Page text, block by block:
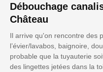
Débouchage
Château
Il arrive qu'on rencontre des
l’évier/lavabos, baignoire,
probable que la tuyauterie
des lingettes jetées dans la